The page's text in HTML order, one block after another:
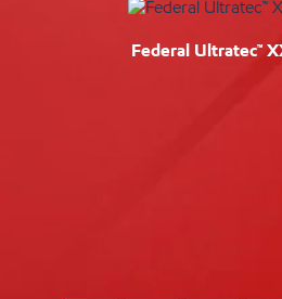
Federal Ultratec™